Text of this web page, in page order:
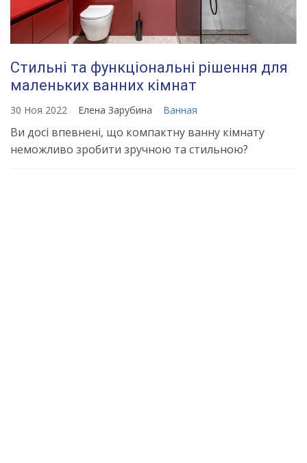
Стильні та функціональні рішення для
маленьких ванних кімнат
30 Ноя 2022 Елена Зарубина Ванная
Ви досі впевнені, що компактну ванну кімнату
неможливо зробити зручною та стильною?